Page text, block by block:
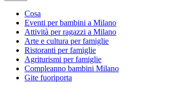
Cosa
Eventi per bambini a Milano
Attività per ragazzi a Milano
Arte e cultura per famiglie
Ristoranti per famiglie
Agriturismi per famiglie
Compleanno bambini Milano
Gite fuoriporta